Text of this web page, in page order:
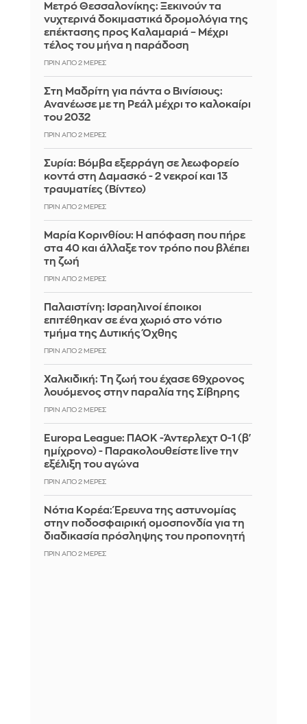
Μετρό Θεσσαλονίκης: Ξεκινούν τα
νυχτερινά δοκιμαστικά δρομολόγια της
επέκτασης προς Καλαμαριά – Μέχρι
τέλος του μήνα η παράδοση
ΠΡΙΝ ΑΠΌ 2 ΜΈΡΕΣ
Στη Μαδρίτη για πάντα ο Βινίσιους:
Ανανέωσε με τη Ρεάλ μέχρι το καλοκαίρι
του 2032
ΠΡΙΝ ΑΠΌ 2 ΜΈΡΕΣ
Συρία: Βόμβα εξερράγη σε λεωφορείο
κοντά στη Δαμασκό - 2 νεκροί και 13
τραυματίες (Βίντεο)
ΠΡΙΝ ΑΠΌ 2 ΜΈΡΕΣ
Μαρία Κορινθίου: Η απόφαση που πήρε
στα 40 και άλλαξε τον τρόπο που βλέπει
τη ζωή
ΠΡΙΝ ΑΠΌ 2 ΜΈΡΕΣ
Παλαιστίνη: Ισραηλινοί έποικοι
επιτέθηκαν σε ένα χωριό στο νότιο
τμήμα της Δυτικής Όχθης
ΠΡΙΝ ΑΠΌ 2 ΜΈΡΕΣ
Χαλκιδική: Τη ζωή του έχασε 69χρονος
λουόμενος στην παραλία της Σίβηρης
ΠΡΙΝ ΑΠΌ 2 ΜΈΡΕΣ
Europa League: ΠΑΟΚ -Άντερλεχτ 0-1 (β'
ημίχρονο) - Παρακολουθείστε live την
εξέλιξη του αγώνα
ΠΡΙΝ ΑΠΌ 2 ΜΈΡΕΣ
Νότια Κορέα: Έρευνα της αστυνομίας
στην ποδοσφαιρική ομοσπονδία για τη
διαδικασία πρόσληψης του προπονητή
ΠΡΙΝ ΑΠΌ 2 ΜΈΡΕΣ